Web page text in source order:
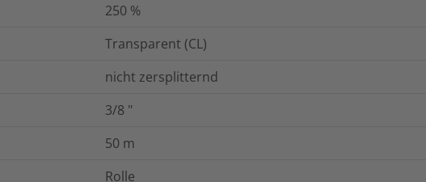
250 %
Transparent (CL)
nicht zersplitternd
3/8 "
50 m
Rolle